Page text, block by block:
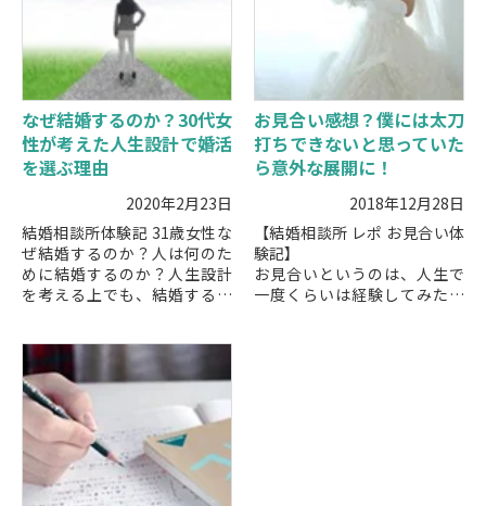
なぜ結婚するのか？30代女
性が考えた人生設計で婚活
を選ぶ理由
2020年2月23日
結婚相談所体験記 31歳女性な
ぜ結婚するのか？人は何のた
めに結婚するのか？人生設計
を考える上でも、結婚する意
婚しないといけないのか？と
疑問に思...
お見合い感想？僕には太刀
打ちできないと思っていた
ら意外な展開に！
2018年12月28日
【結婚相談所 レポ お見合い体
験記】
お見合いというのは、人生で
一度くらいは経験してみたい